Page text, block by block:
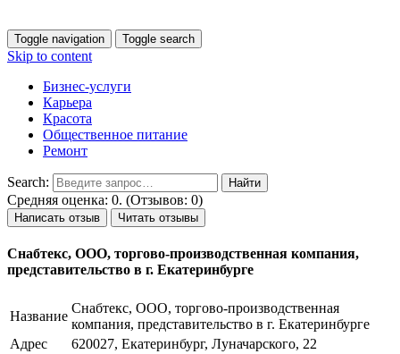
Toggle navigation Toggle search
Skip to content
Бизнес-услуги
Карьера
Красота
Общественное питание
Ремонт
Search:
Средняя оценка: 0. (Отзывов: 0)
Написать отзыв Читать отзывы
Снабтекс, ООО, торгово-производственная компания,
представительство в г. Екатеринбурге
Название
Снабтекс, ООО, торгово-производственная
компания, представительство в г. Екатеринбурге
Адрес
620027, Екатеринбург, Луначарского, 22